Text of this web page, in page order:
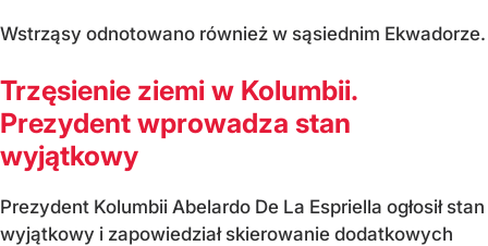
Wstrząsy odnotowano również w sąsiednim Ekwadorze.
Trzęsienie ziemi w Kolumbii.
Prezydent wprowadza stan
wyjątkowy
Prezydent Kolumbii Abelardo De La Espriella ogłosił stan
wyjątkowy i zapowiedział skierowanie dodatkowych